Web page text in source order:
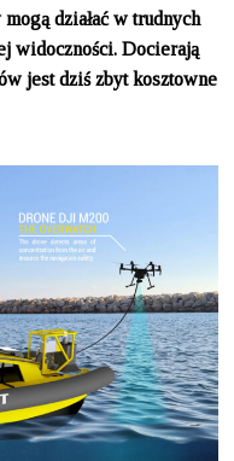
działać w trudnych
widoczności. Docierają
jest dziś zbyt kosztowne